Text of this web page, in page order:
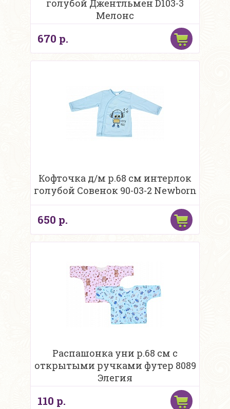
голубой Джентльмен D103-3
Мелонс
670 р.
Кофточка д/м р.68 см интерлок
голубой Совенок 90-03-2 Newborn
650 р.
Распашонка уни р.68 см с
открытыми ручками футер 8089
Элегия
110 р.